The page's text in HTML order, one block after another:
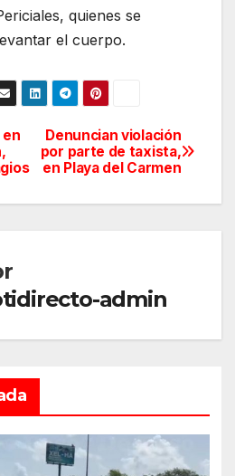
quienes se
el cuerpo.
Denuncian violación
por parte de taxista,
en Playa del Carmen
en
admin